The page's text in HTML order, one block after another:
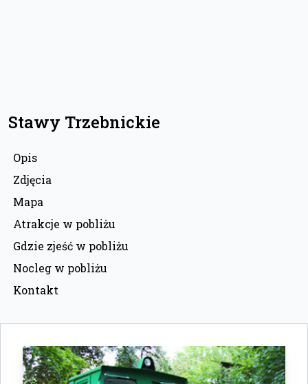
Stawy Trzebnickie
Opis
Zdjęcia
Mapa
Atrakcje w pobliżu
Gdzie zjeść w pobliżu
Nocleg w pobliżu
Kontakt